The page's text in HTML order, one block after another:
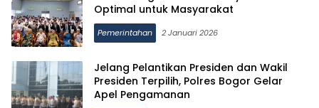
Optimal untuk Masyarakat
Pemerintahan 2 Januari 2026
Jelang Pelantikan Presiden dan Wakil
Presiden Terpilih, Polres Bogor Gelar
Apel Pengamanan